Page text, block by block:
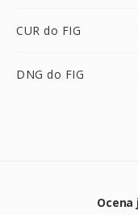
CUR do FIG
DNG do FIG
Ocena